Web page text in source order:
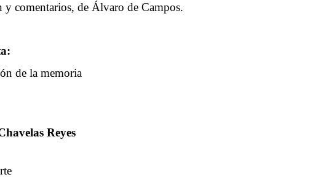
comentarios, de Álvaro de Campos.
de la memoria
Reyes